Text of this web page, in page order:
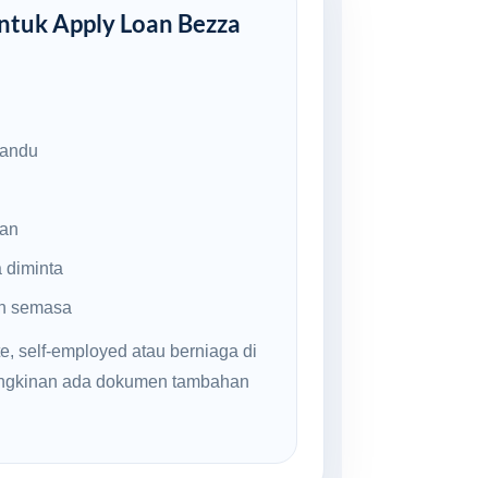
Apply Loan Bezza
diminta
semasa
self-employed atau berniaga di
ada dokumen tambahan